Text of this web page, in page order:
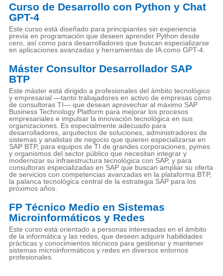
Curso de Desarrollo con Python y Chat
GPT-4
Este curso está diseñado para principiantes sin experiencia
previa en programación que deseen aprender Python desde
cero, así como para desarrolladores que buscan especializarse
en aplicaciones avanzadas y herramientas de IA como GPT-4.
Máster Consultor Desarrollador SAP
BTP
Este máster está dirigido a profesionales del ámbito tecnológico
y empresarial —tanto trabajadores en activo de empresas como
de consultoras TI— que desean aprovechar al máximo SAP
Business Technology Platform para mejorar los procesos
empresariales e impulsar la innovación tecnológica en sus
organizaciones. Es especialmente adecuado para
desarrolladores, arquitectos de soluciones, administradores de
sistemas y analistas de negocio que quieren especializarse en
SAP BTP, para equipos de TI de grandes corporaciones, pymes
y organismos del sector público que necesitan integrar y
modernizar su infraestructura tecnológica con SAP, y para
consultoras especializadas en SAP que buscan ampliar su oferta
de servicios con competencias avanzadas en la plataforma BTP,
la palanca tecnológica central de la estrategia SAP para los
próximos años.
FP Técnico Medio en Sistemas
Microinformáticos y Redes
Este curso está orientado a personas interesadas en el ámbito
de la informática y las redes, que deseen adquirir habilidades
prácticas y conocimientos técnicos para gestionar y mantener
sistemas microinformáticos y redes en diversos entornos
profesionales.